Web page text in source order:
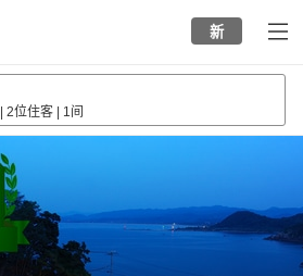
新
2位住客 1间